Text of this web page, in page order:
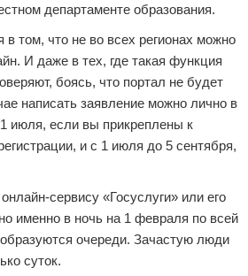
департаменте образования.
том, что не во всех регионах можно
И даже в тех, где такая функция
боясь, что портал не будет
написать заявление можно лично в
июля, если вы прикреплены к
и с 1 июля до 5 сентября,
сервису «Госуслуги» или его
именно в ночь на 1 февраля по всей
очереди. Зачастую люди
суток.